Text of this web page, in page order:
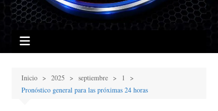
Inicio 2025 septiembre
1
Pronóstico general para las próximas 24 horas